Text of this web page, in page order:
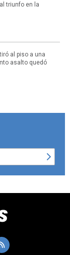
triunfo en la
al piso a una
asalto quedó